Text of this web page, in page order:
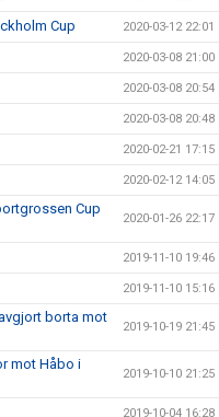
Cup 2020-03-12 22:01
2020-03-08 21:00
2020-03-08 20:54
2020-03-08 20:48
2020-02-21 17:15
2020-02-12 14:05
Cup
2020-01-26 22:17
2019-11-10 19:46
2019-11-10 15:16
borta mot
2019-10-19 21:45
mot Håbo i
2019-10-10 21:25
2019-10-04 16:28